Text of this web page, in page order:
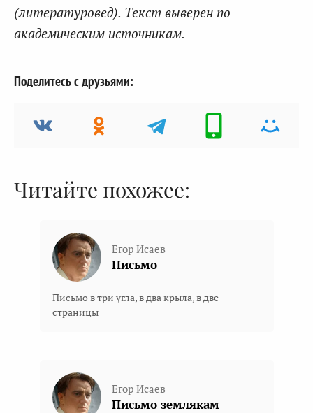
(литературовед). Текст выверен по
академическим источникам.
Поделитесь с друзьями:
Читайте похожее:
Егор Исаев
Письмо
Письмо в три угла, в два крыла, в две
страницы
Егор Исаев
Письмо землякам